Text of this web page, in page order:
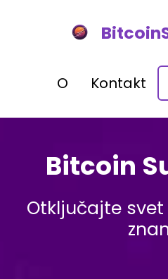
O Kontakt
Bitcoin
Otključajte